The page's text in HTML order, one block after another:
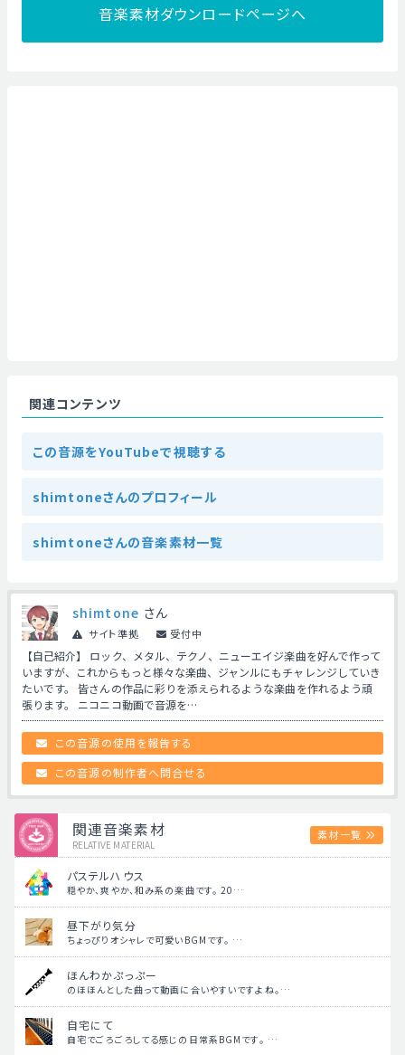
音楽素材ダウンロードページへ
関連コンテンツ
この音源をYouTubeで視聴する
shimtoneさんのプロフィール
shimtoneさんの音楽素材一覧
shimtone さん
サイト準拠 受付中
【自己紹介】 ロック、メタル、テクノ、ニューエイジ楽曲を好んで作って
いますが、これからもっと様々な楽曲、ジャンルにもチャレンジしていき
たいです。 皆さんの作品に彩りを添えられるような楽曲を作れるよう頑
張ります。 ニコニコ動画で音源を…
この音源の使用を報告する
この音源の制作者へ問合せる
関連音楽素材
RELATIVE MATERIAL
素材一覧
パステルハウス
穏やか、爽やか、和み系の楽曲です。 20…
昼下がり気分
ちょっぴりオシャレで可愛いBGMです。 …
ほんわかぷっぷー
のほほんとした曲って動画に合いやすいですよね。…
自宅にて
自宅でごろごろしてる感じの日常系BGMです。 …